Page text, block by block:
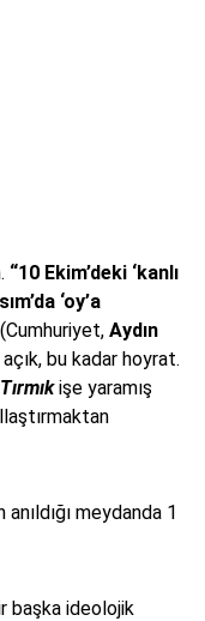
“10 Ekim’deki ‘kanlı
‘oy’a
Aydın
bu kadar hoyrat.
Tırmıkişe yaramış
meydanda 1
başka ideolojik